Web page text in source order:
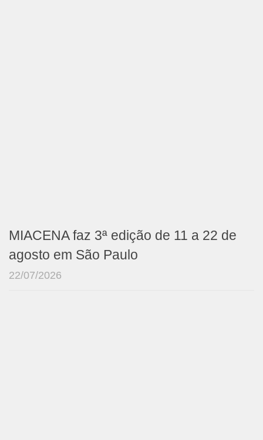
MIACENA faz 3ª edição de 11 a 22 de
agosto em São Paulo
22/07/2026